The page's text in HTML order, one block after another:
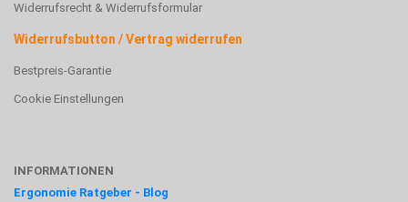
Widerrufsrecht & Widerrufsformular
Widerrufsbutton / Vertrag widerrufen
Bestpreis-Garantie
Cookie Einstellungen
INFORMATIONEN
Ergonomie Ratgeber - Blog